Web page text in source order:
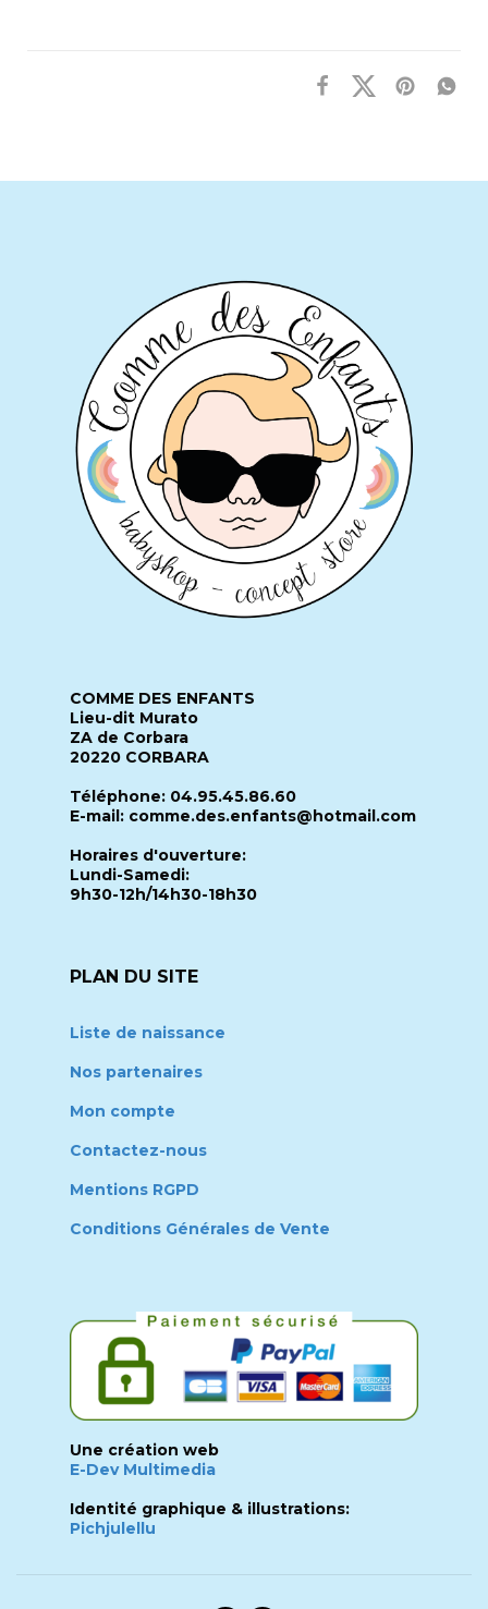
COMME DES ENFANTS
Lieu-dit Murato
ZA de Corbara
20220 CORBARA
Téléphone: 04.95.45.86.60
E-mail: comme.des.enfants@hotmail.com
Horaires d'ouverture:
Lundi-Samedi:
9h30-12h/14h30-18h30
PLAN DU SITE
Liste de naissance
Nos partenaires
Mon compte
Contactez-nous
Mentions RGPD
Conditions Générales de Vente
Une création web
E-Dev Multimedia
Identité graphique & illustrations:
Pichjulellu